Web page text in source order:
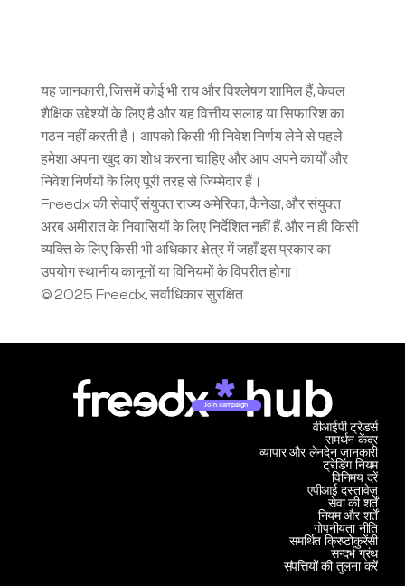
यह जानकारी, जिसमें कोई भी राय और विश्लेषण शामिल हैं, केवल
शैक्षिक उद्देश्यों के लिए है और यह वित्तीय सलाह या सिफारिश का
गठन नहीं करती है। आपको किसी भी निवेश निर्णय लेने से पहले
हमेशा अपना खुद का शोध करना चाहिए और आप अपने कार्यों और
निवेश निर्णयों के लिए पूरी तरह से जिम्मेदार हैं।
Freedx की सेवाएँ संयुक्त राज्य अमेरिका, कैनेडा, और संयुक्त
अरब अमीरात के निवासियों के लिए निर्देशित नहीं हैं, और न ही किसी
व्यक्ति के लिए किसी भी अधिकार क्षेत्र में जहाँ इस प्रकार का
उपयोग स्थानीय कानूनों या विनियमों के विपरीत होगा।
© 2025 Freedx, सर्वाधिकार सुरक्षित
Join campaign
समर्थन केंद्र
व्यापार और लेनदेन जानकारी
वीआईपी ट्रेडर्स
ट्रेडिंग नियम
विनिमय दरें
एपीआई दस्तावेज़
सेवा की शर्तें
नियम और शर्तें
गोपनीयता नीति
समर्थित क्रिप्टोकुरेंसी
सन्दर्भ ग्रंथ
संपत्तियों की तुलना करें